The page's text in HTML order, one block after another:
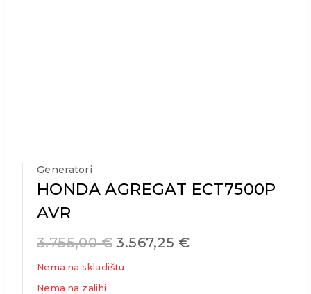
Generatori
HONDA AGREGAT ECT7500P
AVR
3.755,00€ 3.567,25 €
Nema na skladištu
Nema na zalihi